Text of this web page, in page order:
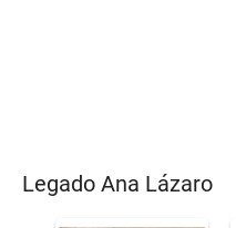
Legado Ana Lázaro